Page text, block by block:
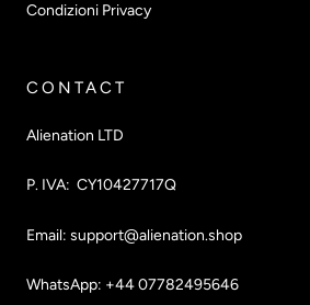
Condizioni Privacy
CONTACT
Alienation LTD
P. IVA: CY10427717Q
Email: support@alienation.shop
WhatsApp: +44 07782495646